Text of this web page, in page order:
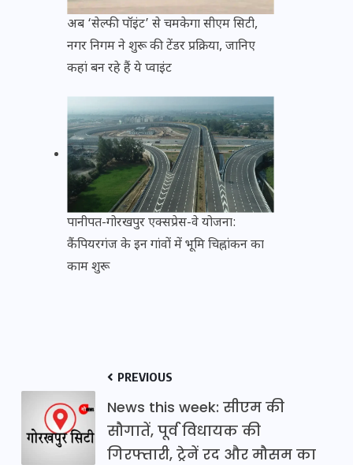
अब ‘सेल्फी पॉइंट’ से चमकेगा सीएम सिटी,
नगर निगम ने शुरू की टेंडर प्रक्रिया, जानिए
कहां बन रहे हैं ये प्वाइंट
पानीपत-गोरखपुर एक्सप्रेस-वे योजना:
कैंपियरगंज के इन गांवों में भूमि चिह्नांकन का
काम शुरू
PREVIOUS
News this week: सीएम की
सौगातें, पूर्व विधायक की
गिरफ्तारी, ट्रेनें रद और मौसम का